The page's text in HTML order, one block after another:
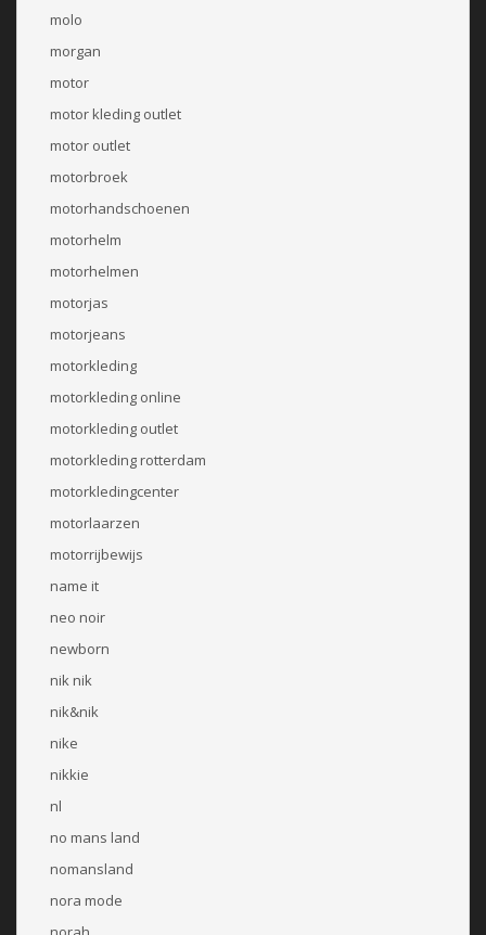
molo
morgan
motor
motor kleding outlet
motor outlet
motorbroek
motorhandschoenen
motorhelm
motorhelmen
motorjas
motorjeans
motorkleding
motorkleding online
motorkleding outlet
motorkleding rotterdam
motorkledingcenter
motorlaarzen
motorrijbewijs
name it
neo noir
newborn
nik nik
nik&nik
nike
nikkie
nl
no mans land
nomansland
nora mode